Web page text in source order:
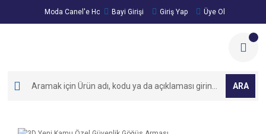
Moda Canel'e Hoşgeldiniz!
Bayi Girişi Giriş Yap Üye Ol
ARA